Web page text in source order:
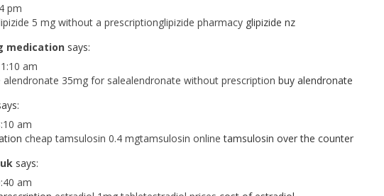
pm
5 mg without a prescriptionglipizide pharmacy glipizide nz
medication says:
am
alendronate 35mg for salealendronate without prescription buy alendronate
am
cheap tamsulosin 0.4 mgtamsulosin online tamsulosin over the counter
says:
am